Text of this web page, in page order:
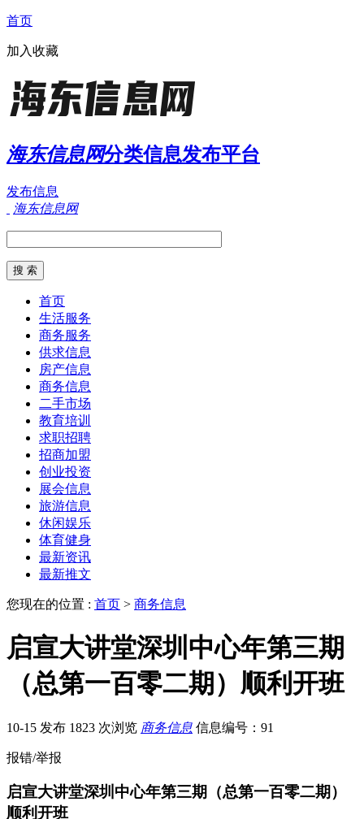
首页
加入收藏
海东信息网分类信息发布平台
发布信息
海东信息网
首页
生活服务
商务服务
供求信息
房产信息
商务信息
二手市场
教育培训
求职招聘
招商加盟
创业投资
展会信息
旅游信息
休闲娱乐
体育健身
最新资讯
最新推文
您现在的位置 : 首页 > 商务信息
启宣大讲堂深圳中心年第三期
（总第一百零二期）顺利开班
10-15 发布 1823 次浏览 商务信息 信息编号：91
报错/举报
启宣大讲堂深圳中心年第三期（总第一百零二期）
顺利开班